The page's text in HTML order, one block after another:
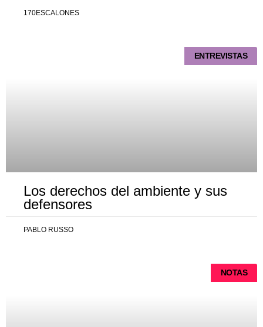
170ESCALONES
ENTREVISTAS
Los derechos del ambiente y sus
defensores
PABLO RUSSO
NOTAS